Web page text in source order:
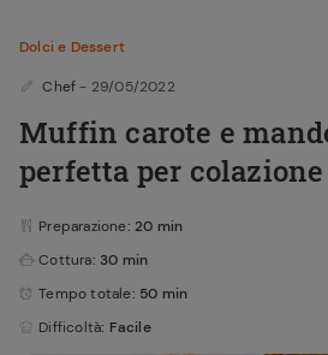
Dolci e Dessert
Chef - 29/05/2022
Muffin carote e
perfetta per colazione
Preparazione: 20 min
Cottura: 30 min
Tempo totale: 50 min
Difficoltà: Facile